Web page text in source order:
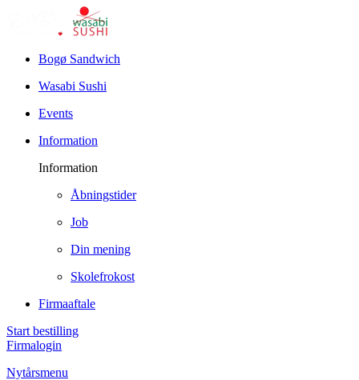
Bogø Sandwich
Wasabi Sushi
Events
Information
Information
Åbningstider
Job
Din mening
Skolefrokost
Firmaaftale
Start bestilling
Firmalogin
Nytårsmenu